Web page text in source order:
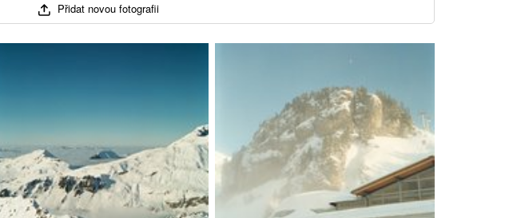
Přidat novou fotografii